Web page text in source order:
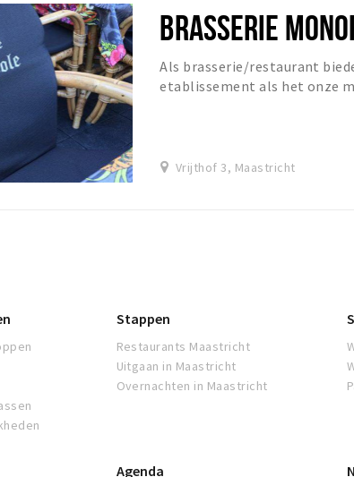
BRASSERIE
Als brasserie/restaurant
etablissement als het onze
Vrijthof 3, Maastricht
Stappen
Restaurants Maastricht
Uitgaan in Maastricht
Overnachten in Maastricht
Agenda